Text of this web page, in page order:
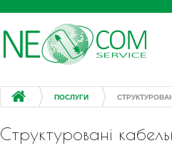
ПОСЛУГИ
Структуровані